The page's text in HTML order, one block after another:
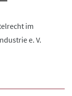
im
e. V.